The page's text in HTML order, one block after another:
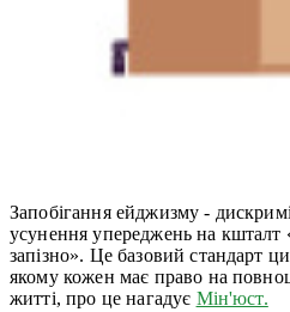
Запобігання ейджизму -
усунення упереджень на
запізно». Це базовий стандарт
якому кожен має право на
житті, про це нагадує Мін'юст.